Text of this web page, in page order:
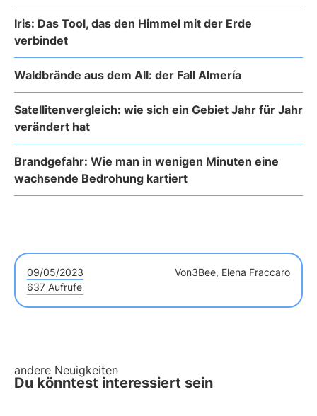
Iris: Das Tool, das den Himmel mit der Erde
verbindet
Waldbrände aus dem All: der Fall Almería
Satellitenvergleich: wie sich ein Gebiet Jahr für Jahr
verändert hat
Brandgefahr: Wie man in wenigen Minuten eine
wachsende Bedrohung kartiert
09/05/2023 Von3Bee, Elena Fraccaro
637 Aufrufe
andere Neuigkeiten
Du könntest interessiert sein